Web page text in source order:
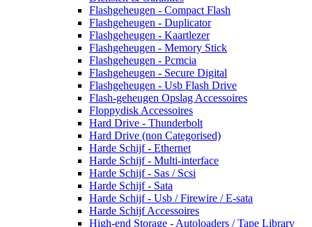
Flashgeheugen - Compact Flash
Flashgeheugen - Duplicator
Flashgeheugen - Kaartlezer
Flashgeheugen - Memory Stick
Flashgeheugen - Pcmcia
Flashgeheugen - Secure Digital
Flashgeheugen - Usb Flash Drive
Flash-geheugen Opslag Accessoires
Floppydisk Accessoires
Hard Drive - Thunderbolt
Hard Drive (non Categorised)
Harde Schijf - Ethernet
Harde Schijf - Multi-interface
Harde Schijf - Sas / Scsi
Harde Schijf - Sata
Harde Schijf - Usb / Firewire / E-sata
Harde Schijf Accessoires
High-end Storage - Autoloaders / Tape Library